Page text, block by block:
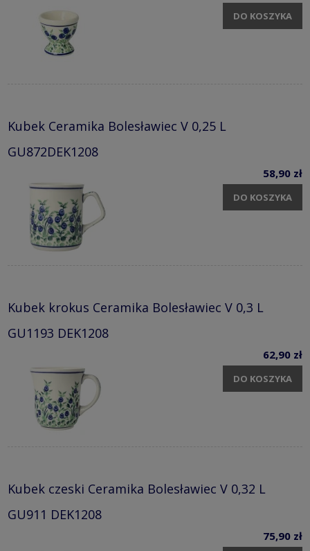
DO KOSZYKA
Kubek Ceramika Bolesławiec V 0,25 L
GU872DEK1208
58,90 zł
DO KOSZYKA
Kubek krokus Ceramika Bolesławiec V 0,3 L
GU1193 DEK1208
62,90 zł
DO KOSZYKA
Kubek czeski Ceramika Bolesławiec V 0,32 L
GU911 DEK1208
75,90 zł